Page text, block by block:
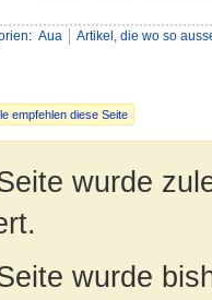
empfehlen diese Seite
: Aua Artikel, die wo so
wurde
wurde